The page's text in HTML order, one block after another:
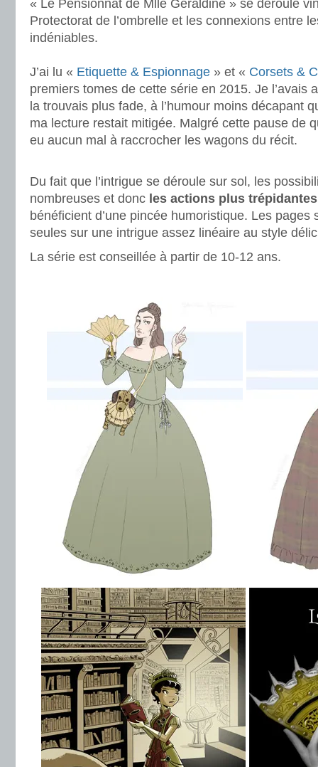
« Le Pensionnat de Mlle Géraldine » se déroule
Protectorat de l’ombrelle et les connexions entre
indéniables.
J’ai lu « Etiquette & Espionnage » et « Corsets &
premiers tomes de cette série en 2015. Je l’avais
la trouvais plus fade, à l’humour moins décapant
ma lecture restait mitigée. Malgré cette pause de
eu aucun mal à raccrocher les wagons du récit.
Du fait que l’intrigue se déroule sur sol, les
nombreuses et donc les actions plus trépidantes
bénéficient d’une pincée humoristique. Les pages
seules sur une intrigue assez linéaire au style
La série est conseillée à partir de 10-12 ans.